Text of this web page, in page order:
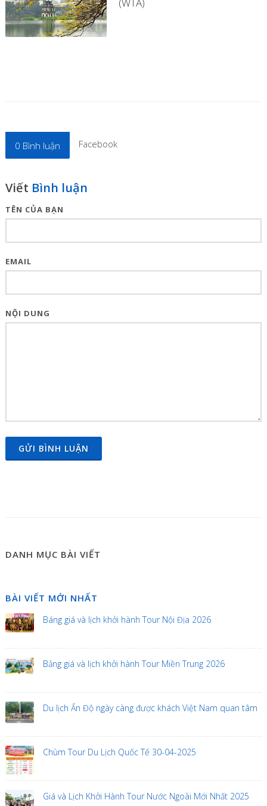
(WTA)
0 Bình luận Facebook
Viết Bình luận
TÊN CỦA BẠN
EMAIL
NỘI DUNG
GỬI BÌNH LUẬN
DANH MỤC BÀI VIẾT
BÀI VIẾT MỚI NHẤT
Báng giá và lịch khởi hành Tour Nội Địa 2026
Bảng giá và lịch khởi hành Tour Miền Trung 2026
Du lịch Ấn Độ ngày càng được khách Việt Nam quan tâm
Chùm Tour Du Lịch Quốc Tế 30-04-2025
Giá và Lịch Khởi Hành Tour Nước Ngoài Mới Nhất 2025